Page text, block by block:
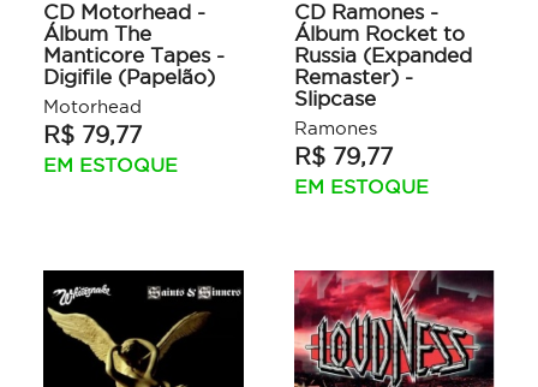
CD Motorhead -
Álbum The
Manticore Tapes -
Digifile (Papelão)
Motorhead
R$ 79,77
EM ESTOQUE
CD Ramones -
Álbum Rocket to
Russia (Expanded
Remaster) -
Slipcase
Ramones
R$ 79,77
EM ESTOQUE